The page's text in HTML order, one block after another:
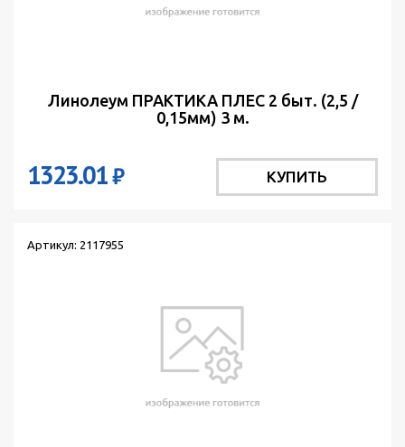
Линолеум ПРАКТИКА ПЛЕС 2 быт. (2,5 /
0,15мм) 3 м.
1323.01₽ КУПИТЬ
Артикул: 2117955